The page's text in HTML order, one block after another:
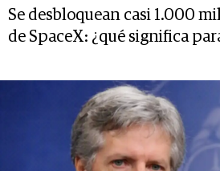
Se desbloquean casi 1.000
de SpaceX: ¿qué significa